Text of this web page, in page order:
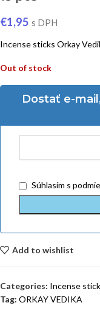
€1,95 s DPH
Incense sticks Orkay
Out of stock
Dostať e-
Súhlasím s
Add to wishlist
Categories: Incense
Tag: ORKAY VEDIKA